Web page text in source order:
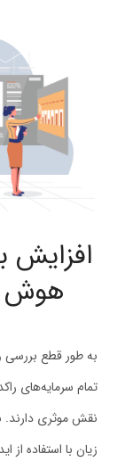
افزایش
هوش
به طور قطع
تمام سرمایه‌های
نقش موثری دارند.
زیان با استفاده